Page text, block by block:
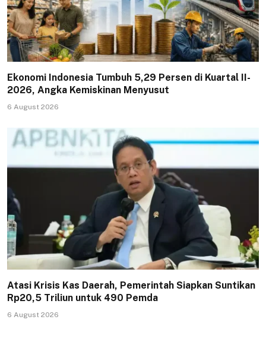
Ekonomi Indonesia Tumbuh 5,29 Persen di Kuartal II-
2026, Angka Kemiskinan Menyusut
6 August 2026
Atasi Krisis Kas Daerah, Pemerintah Siapkan Suntikan
Rp20,5 Triliun untuk 490 Pemda
6 August 2026